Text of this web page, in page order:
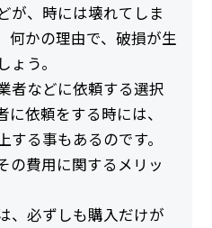
が、時には壊れてしま
何かの理由で、破損が生
う。
者などに依頼する選択
依頼をする時には、
る事もあるのです。
の費用に関するメリッ
、必ずしも購入だけが